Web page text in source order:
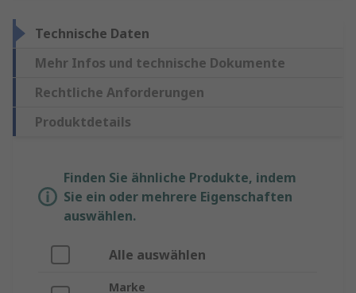
Technische Daten
Mehr Infos und technische Dokumente
Rechtliche Anforderungen
Produktdetails
Finden Sie ähnliche Produkte, indem
Sie ein oder mehrere Eigenschaften
auswählen.
Alle auswählen
Marke